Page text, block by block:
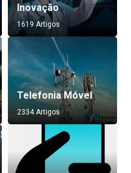
Inovação
1619 Artigos
Telefonia Móvel
2334 Artigos